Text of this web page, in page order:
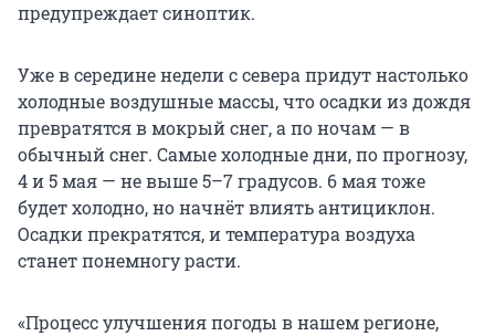
предупреждает синоптик.
Уже в середине недели с севера придут настолько
холодные воздушные массы, что осадки из дождя
превратятся в мокрый снег, а по ночам — в
обычный снег. Самые холодные дни, по прогнозу,
4 и 5 мая — не выше 5–7 градусов. 6 мая тоже
будет холодно, но начнёт влиять антициклон.
Осадки прекратятся, и температура воздуха
станет понемногу расти.
«Процесс улучшения погоды в нашем регионе,